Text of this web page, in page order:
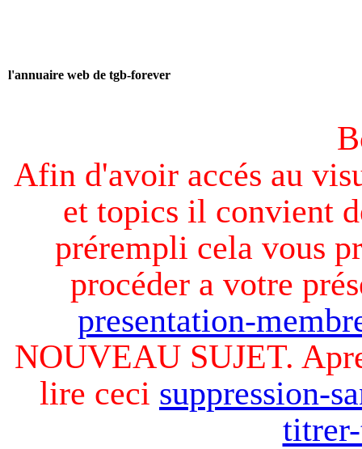
l'annuaire web de tgb-forever
Afin d'avoir accés au
et topics il convient
prérempli cela vous
procéder a votre
presentation-
NOUVEAU SUJET.
lire ceci suppression-